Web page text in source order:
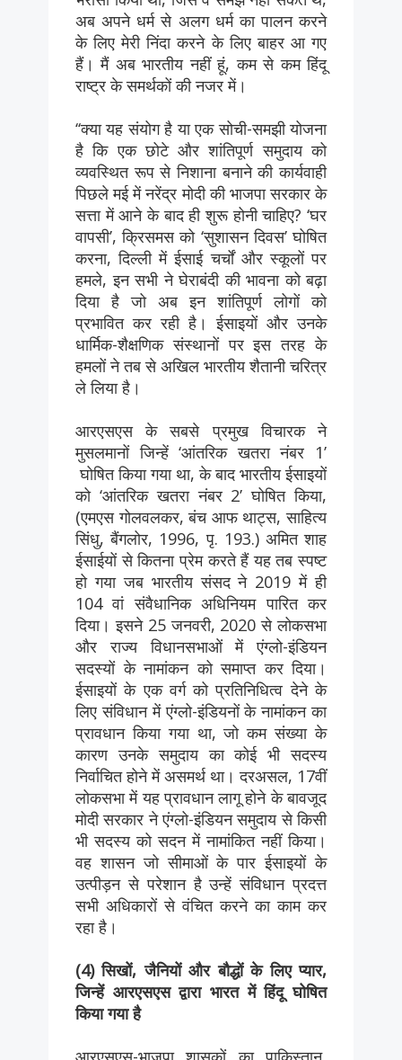
अब अपने धर्म से अलग धर्म का पालन करने
के लिए मेरी निंदा करने के लिए बाहर आ गए
हैं। मैं अब भारतीय नहीं हूं, कम से कम हिंदू
राष्ट्र के समर्थकों की नजर में।
‘‘क्या यह संयोग है या एक सोची-समझी योजना
है कि एक छोटे और शांतिपूर्ण समुदाय को
व्यवस्थित रूप से निशाना बनाने की कार्यवाही
पिछले मई में नरेंद्र मोदी की भाजपा सरकार के
सत्ता में आने के बाद ही शुरू होनी चाहिए? ‘घर
वापसी’, क्रिसमस को ‘सुशासन दिवस’ घोषित
करना, दिल्ली में ईसाई चर्चों और स्कूलों पर
हमले, इन सभी ने घेराबंदी की भावना को बढ़ा
दिया है जो अब इन शांतिपूर्ण लोगों को
प्रभावित कर रही है। ईसाइयों और उनके
धार्मिक-शैक्षणिक संस्थानों पर इस तरह के
हमलों ने तब से अखिल भारतीय शैतानी चरित्र
ले लिया है।
आरएसएस के सबसे प्रमुख विचारक ने
मुसलमानों जिन्हें ‘आंतरिक खतरा नंबर 1’
घोषित किया गया था, के बाद भारतीय ईसाइयों
को ‘आंतरिक खतरा नंबर 2’ घोषित किया,
(एमएस गोलवलकर, बंच आफ थाट्स, साहित्य
सिंधु, बैंगलोर, 1996, पृ. 193.) अमित शाह
ईसाईयों से कितना प्रेम करते हैं यह तब स्पष्ट
हो गया जब भारतीय संसद ने 2019 में ही
104 वां संवैधानिक अधिनियम पारित कर
दिया। इसने 25 जनवरी, 2020 से लोकसभा
और राज्य विधानसभाओं में एंग्लो-इंडियन
सदस्यों के नामांकन को समाप्त कर दिया।
ईसाइयों के एक वर्ग को प्रतिनिधित्व देने के
लिए संविधान में एंग्लो-इंडियनों के नामांकन का
प्रावधान किया गया था, जो कम संख्या के
कारण उनके समुदाय का कोई भी सदस्य
निर्वाचित होने में असमर्थ था। दरअसल, 17वीं
लोकसभा में यह प्रावधान लागू होने के बावजूद
मोदी सरकार ने एंग्लो-इंडियन समुदाय से किसी
भी सदस्य को सदन में नामांकित नहीं किया।
वह शासन जो सीमाओं के पार ईसाइयों के
उत्पीड़न से परेशान है उन्हें संविधान प्रदत्त
सभी अधिकारों से वंचित करने का काम कर
रहा है।
(4) सिखों, जैनियों और बौद्धों के लिए प्यार,
जिन्हें आरएसएस द्वारा भारत में हिंदू घोषित
किया गया है